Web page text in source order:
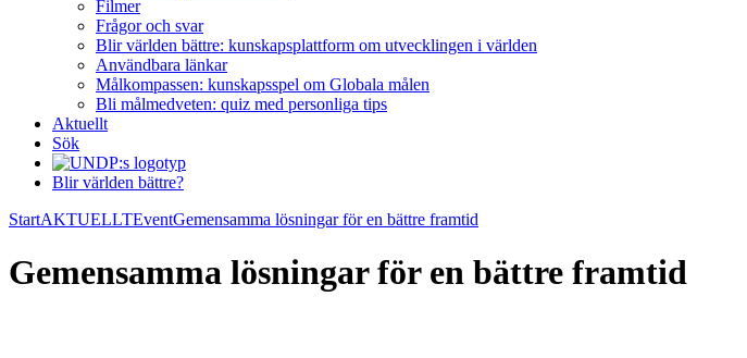
Filmer
Frågor och svar
Blir världen bättre: kunskapsplattform om utvecklingen i världen
Användbara länkar
Målkompassen: kunskapsspel om Globala målen
Bli målmedveten: quiz med personliga tips
Aktuellt
Sök
Blir världen bättre?
StartAKTUELLTEventGemensamma lösningar för en bättre framtid
Gemensamma lösningar för en bättre framtid